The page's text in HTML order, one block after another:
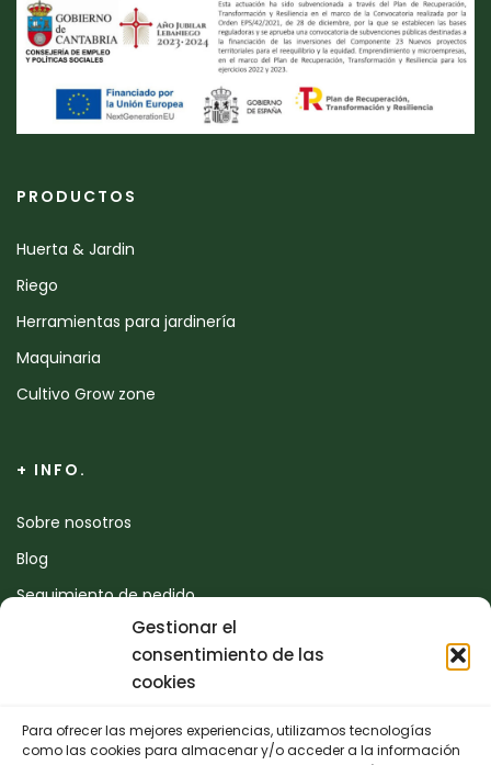
Gestionar el
consentimiento de las
cookies
Para ofrecer las mejores experiencias, utilizamos tecnologías
como las cookies para almacenar y/o acceder a la información
PRODUCTOS
Huerta & Jardin
Riego
Herramientas para jardinería
Maquinaria
Cultivo Grow zone
+ INFO.
Sobre nosotros
Blog
Seguimiento de pedido
CONTACTO